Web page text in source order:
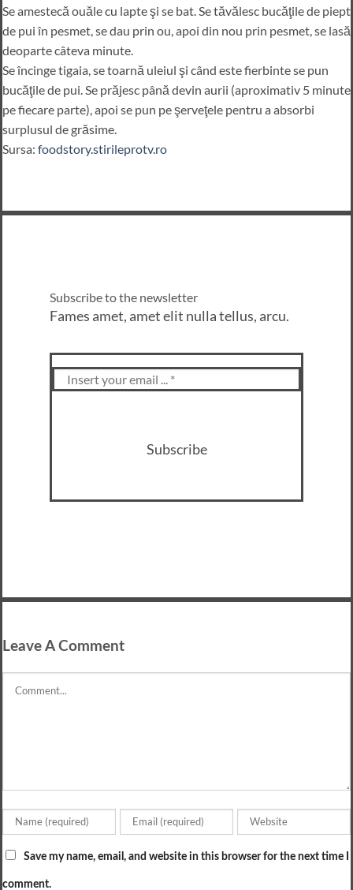
Se amestecă ouăle cu lapte şi se bat. Se tăvălesc bucăţile de piept
de pui în pesmet, se dau prin ou, apoi din nou prin pesmet, se lasă
deoparte câteva minute.
Se încinge tigaia, se toarnă uleiul şi când este fierbinte se pun
bucăţile de pui. Se prăjesc până devin aurii (aproximativ 5 minute
pe fiecare parte), apoi se pun pe şerveţele pentru a absorbi
surplusul de grăsime.
Sursa: foodstory.stirileprotv.ro
Subscribe to the newsletter
Fames amet, amet elit nulla tellus, arcu.
Subscribe
Leave A Comment
Save my name, email, and website in this browser for the next time I
comment.